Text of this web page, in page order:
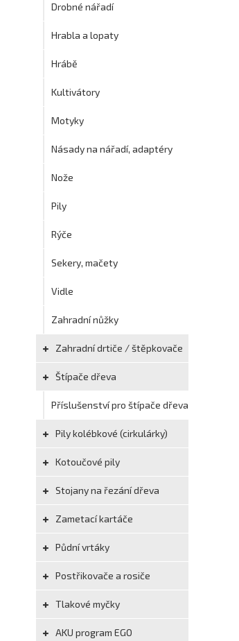
Drobné nářadí
Hrabla a lopaty
Hrábě
Kultivátory
Motyky
Násady na nářadí, adaptéry
Nože
Pily
Rýče
Sekery, mačety
Vidle
Zahradní nůžky
Zahradní drtiče / štěpkovače
Štípače dřeva
Příslušenství pro štípače dřeva
Pily kolébkové (cirkulárky)
Kotoučové pily
Stojany na řezání dřeva
Zametací kartáče
Půdní vrtáky
Postřikovače a rosiče
Tlakové myčky
AKU program EGO